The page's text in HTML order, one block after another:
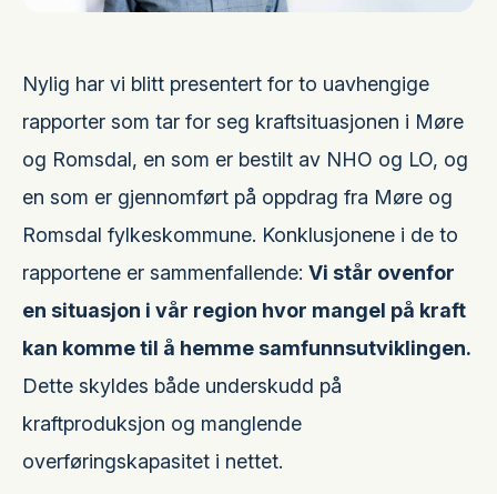
Nylig har vi blitt presentert for to uavhengige
rapporter som tar for seg kraftsituasjonen i Møre
og Romsdal, en som er bestilt av NHO og LO, og
en som er gjennomført på oppdrag fra Møre og
Romsdal fylkeskommune. Konklusjonene i de to
rapportene er sammenfallende: Vi står ovenfor
en situasjon i vår region hvor mangel på kraft
kan komme til å hemme samfunnsutviklingen.
Dette skyldes både underskudd på
kraftproduksjon og manglende
overføringskapasitet i nettet.